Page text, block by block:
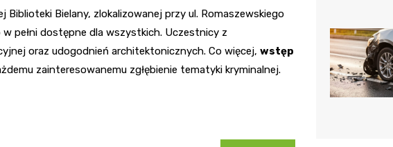
Bielany, zlokalizowanej przy ul. Romaszewskiego
w pełni dostępne dla wszystkich. Uczestnicy z
oraz udogodnień architektonicznych. Co więcej, wstęp
zainteresowanemu zgłębienie tematyki kryminalnej.